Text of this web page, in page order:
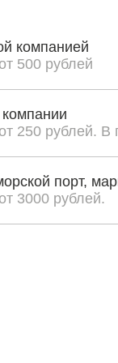
компанией
500 рублей
250 рублей. В
порт,
3000 рублей.